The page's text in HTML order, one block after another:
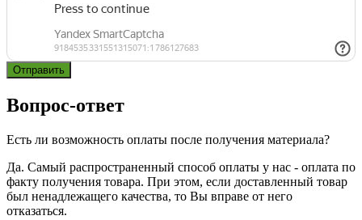
Вопрос-ответ
Есть ли возможность оплаты после получения материала?
Да. Самый распространенный способ оплаты у нас - оплата по
факту получения товара. При этом, если доставленный товар
был ненадлежащего качества, то Вы вправе от него
отказаться.